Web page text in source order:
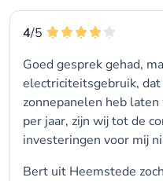
4/5
Goed gesprek gehad,
electriciteitsgebruik,
zonnepanelen heb
per jaar, zijn wij tot de
investeringen voor mij
Bert uit Heemstede